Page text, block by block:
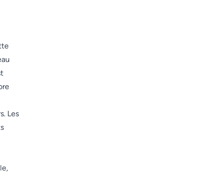
Les